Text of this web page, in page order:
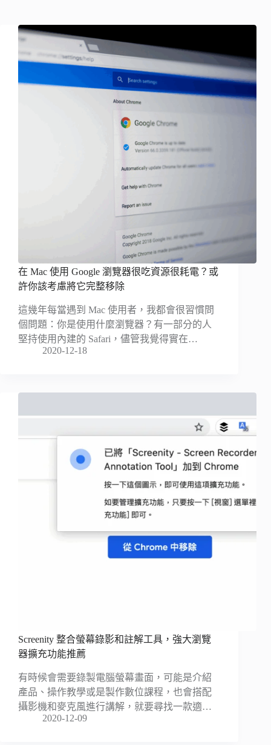
在 Mac 使用 Google 瀏覽器很吃資源很耗電？或
許你該考慮將它完整移除
這幾年每當遇到 Mac 使用者，我都會很習慣問
個問題：你是使用什麼瀏覽器？有一部分的人
堅持使用內建的 Safari，儘管我覺得實在…
2020-12-18
Screenity 整合螢幕錄影和註解工具，強大瀏覽
器擴充功能推薦
有時候會需要錄製電腦螢幕畫面，可能是介紹
產品、操作教學或是製作數位課程，也會搭配
攝影機和麥克風進行講解，就要尋找一款適…
2020-12-09